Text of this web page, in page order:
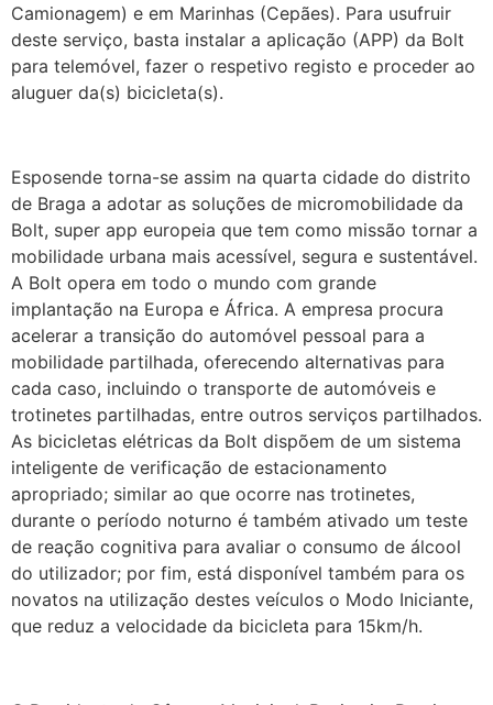
Camionagem) e em Marinhas (Cepães). Para usufruir
deste serviço, basta instalar a aplicação (APP) da Bolt
para telemóvel, fazer o respetivo registo e proceder ao
aluguer da(s) bicicleta(s).
Esposende torna-se assim na quarta cidade do distrito
de Braga a adotar as soluções de micromobilidade da
Bolt, super app europeia que tem como missão tornar a
mobilidade urbana mais acessível, segura e sustentável.
A Bolt opera em todo o mundo com grande
implantação na Europa e África. A empresa procura
acelerar a transição do automóvel pessoal para a
mobilidade partilhada, oferecendo alternativas para
cada caso, incluindo o transporte de automóveis e
trotinetes partilhadas, entre outros serviços partilhados.
As bicicletas elétricas da Bolt dispõem de um sistema
inteligente de verificação de estacionamento
apropriado; similar ao que ocorre nas trotinetes,
durante o período noturno é também ativado um teste
de reação cognitiva para avaliar o consumo de álcool
do utilizador; por fim, está disponível também para os
novatos na utilização destes veículos o Modo Iniciante,
que reduz a velocidade da bicicleta para 15km/h.